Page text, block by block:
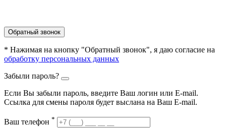
Обратный звонок
* Нажимая на кнопку "Обратный звонок", я даю согласие на
обработку персональных данных
Забыли пароль?
Если Вы забыли пароль, введите Ваш логин или Е-mail.
Ссылка для смены пароля будет выслана на Ваш E-mail.
Ваш телефон *